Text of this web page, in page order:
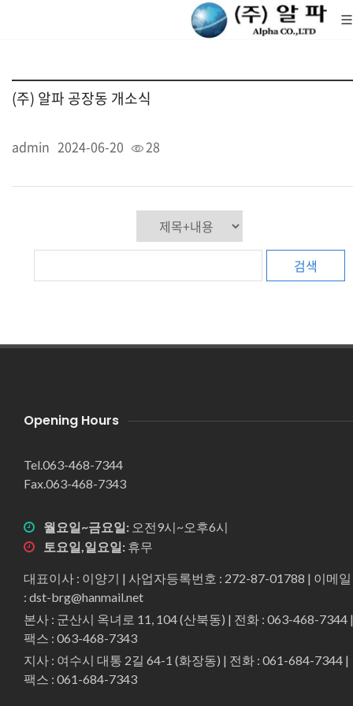
(주) 알파 공장동 개소식
admin 2024-06-20 28
검색
Opening Hours
Tel.063-468-7344
Fax.063-468-7343
월요일~금요일: 오전9시~오후6시
토요일,일요일: 휴무
대표이사 : 이양기 | 사업자등록번호 : 272-87-01788 | 이메일
: dst-brg@hanmail.net
본사 : 군산시 옥녀로 11, 104 (산북동) | 전화 : 063-468-7344 |
팩스 : 063-468-7343
지사 : 여수시 대통 2길 64-1 (화장동) | 전화 : 061-684-7344 |
팩스 : 061-684-7343